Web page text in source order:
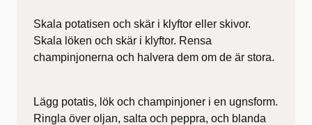
Skala potatisen och skär i klyftor eller skivor.
Skala löken och skär i klyftor. Rensa
champinjonerna och halvera dem om de är stora.
Lägg potatis, lök och champinjoner i en ugnsform.
Ringla över oljan, salta och peppra, och blanda